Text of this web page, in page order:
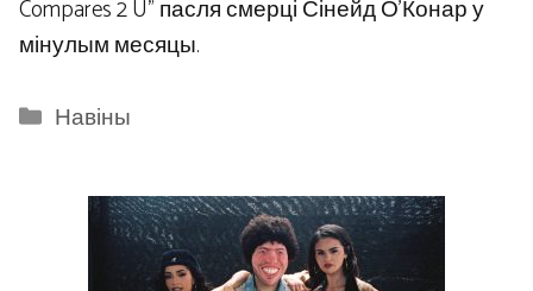
Compares 2 U” пасля смерці Сінейд О’Конар у
мінулым месяцы.
Categories
Навіны